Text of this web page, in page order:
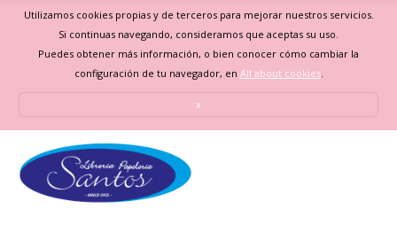
Utilizamos cookies propias y de terceros para mejorar nuestros servicios.
Si continuas navegando, consideramos que aceptas su uso.
Puedes obtener más información, o bien conocer cómo cambiar la
configuración de tu navegador, en All about cookies.
x